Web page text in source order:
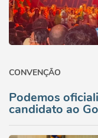
CONVENÇÃO
Podemos
candidato ao